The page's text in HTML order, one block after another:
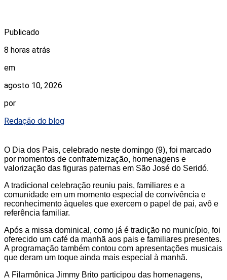
Publicado
8 horas atrás
em
agosto 10, 2026
por
Redação do blog
O Dia dos Pais, celebrado neste domingo (9), foi marcado
por momentos de confraternização, homenagens e
valorização das figuras paternas em São José do Seridó.
A tradicional celebração reuniu pais, familiares e a
comunidade em um momento especial de convivência e
reconhecimento àqueles que exercem o papel de pai, avô e
referência familiar.
Após a missa dominical , como já é tradição no município, foi
oferecido um café da manhã aos pais e familiares presentes.
A programação também contou com apresentações musicais
que deram um toque ainda mais especial à manhã.
A Filarmônica Jimmy Brito participou das homenagens,